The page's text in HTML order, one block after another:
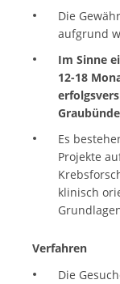
Die
aufgrund
Im Sinne
12-18
Es
Projekte
klinisch
Verfahren
Die